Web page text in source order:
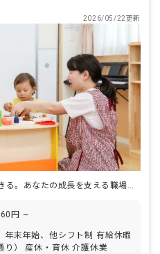
2026/05/22更新
育児も保育も両立できる。あなたの成長を支える職場です
円 ~
年末年始、他シフト制 有給休暇
り） 産休・育休 介護休業